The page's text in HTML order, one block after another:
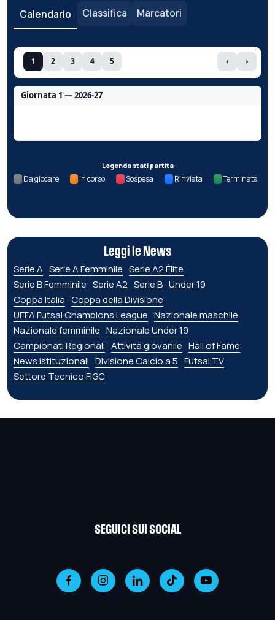
Calendario Classifica Marcatori
1 2 3 4 5 ‹ ›
Giornata 1 — 2026-27
Legenda stati partita
Da giocare In corso Sospesa Rinviata Terminata
Leggi le News
Serie A Serie A Femminile Serie A2 Élite
Serie B Femminile Serie A2 Serie B Under 19
Coppa Italia Coppa della Divisione
UEFA Futsal Champions League Nazionale maschile
Nazionale femminile Nazionale Under 19
Campionati Regionali Attività giovanile Hall of Fame
News istituzionali Divisione Calcio a 5 Futsal TV
Settore Tecnico FIGC
SEGUICI SUI SOCIAL